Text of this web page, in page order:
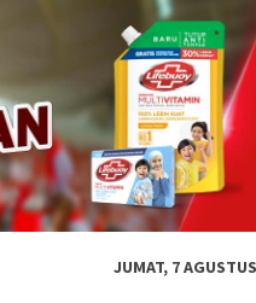
JUMAT, 7